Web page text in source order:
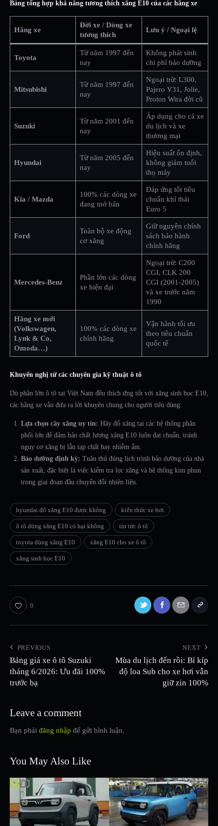
Bảng tổng hợp khả năng tương thích xăng E10 của các hãng xe
Hãng xe
Đời xe / Dòng xe
tương thích
Lưu ý / Ngoại lệ
Toyota
Từ năm 1997 đến
nay
Không phát sinh
chi phí bảo dưỡng
Mitsubishi
Từ năm 1997 đến
nay
Ngoại trừ: L300,
Pajero V31, Jolie,
Proton Wira đời cũ
Suzuki
Từ năm 2001 đến
nay
Áp dụng cho cả xe
du lịch và xe
thương mại
Hyundai
Từ năm 2005 đến
nay
Hiệu suất ổn định,
không giảm tuổi
thọ máy
Kia / Mazda
100% các dòng xe
đang mở bán
Đáp ứng tốt tiêu
chuẩn khí thải
Euro 5
Ford
Toàn bộ xe động
cơ xăng
Giữ nguyên chính
sách bảo hành
chính hãng
Mercedes-Benz
Phần lớn các dòng
xe hiện đại
Ngoại trừ: C200
CGI, CLK 200
CGI (2001-2005)
và xe trước năm
1990
Hãng xe mới
(Volkswagen,
Lynk & Co,
Omoda…)
100% các dòng xe
chính hãng
Vận hành tối ưu
theo tiêu chuẩn
quốc tế
Khuyến nghị từ các chuyên gia kỹ thuật ô tô
Dù phần lớn ô tô tại Việt Nam đều thích ứng tốt với xăng sinh học E10,
các hãng xe vẫn đưa ra lời khuyên chung cho người tiêu dùng:
Lựa chọn cây xăng uy tín: Hãy đổ xăng tại các hệ thống phân
phối lớn để đảm bảo chất lượng xăng E10 luôn đạt chuẩn, tránh
nguy cơ xăng bị lẫn tạp chất hay nhiễm ẩm.
Bảo dưỡng định kỳ: Tuân thủ đúng lịch trình bảo dưỡng của nhà
sản xuất, đặc biệt là việc kiểm tra lọc xăng và hệ thống kim phun
trong giai đoạn đầu chuyển đổi nhiên liệu.
hyundai đổ xăng E10 được không kiến thức xe hơi
ô tô dùng xăng E10 có hại không tin tức ô tô
toyota dùng xăng E10 xăng E10 cho xe ô tô
xăng sinh học E10
0
PREVIOUS
Bảng giá xe ô tô Suzuki
tháng 6/2026: Ưu đãi 100%
trước bạ
NEXT
Mùa du lịch đến rồi: Bí kíp
độ loa Sub cho xe hơi vẫn
giữ zin 100%
Leave a comment
Bạn phải đăng nhập để gửi bình luận.
You May Also Like